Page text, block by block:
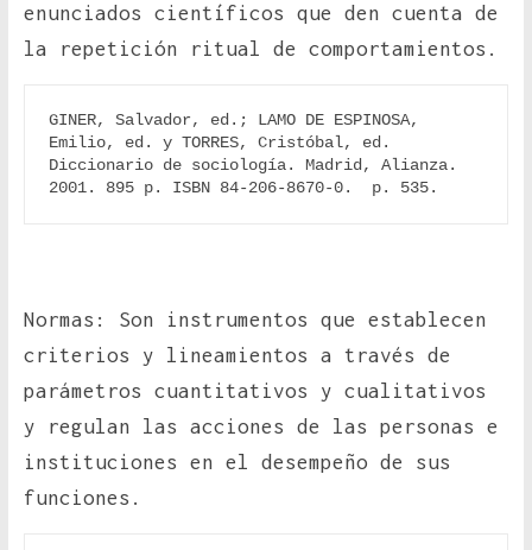
enunciados científicos que den cuenta de
la repetición ritual de comportamientos.
GINER, Salvador, ed.; LAMO DE ESPINOSA,
Emilio, ed. y TORRES, Cristóbal, ed.
Diccionario de sociología. Madrid, Alianza.
2001. 895 p. ISBN 84-206-8670-0.  p. 535.
Normas: Son instrumentos que establecen
criterios y lineamientos a través de
parámetros cuantitativos y cualitativos
y regulan las acciones de las personas e
instituciones en el desempeño de sus
funciones.